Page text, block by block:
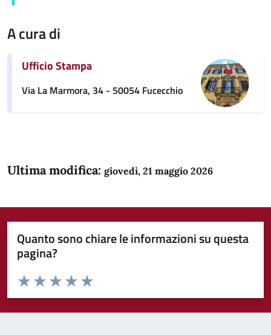
A cura di
Ufficio Stampa
Via La Marmora, 34 - 50054 Fucecchio
Ultima modifica: giovedì, 21 maggio 2026
Quanto sono chiare le informazioni su questa
pagina?
Domanda
Valuta da 1 a 5 stelle la pagina
Valuta 5 stelle su 5
Valuta 4 stelle su 5
Valuta 3 stelle su 5
Valuta 2 stelle su 5
Valuta 1 stelle su 5